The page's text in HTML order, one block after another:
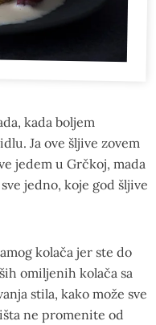
kada boljem
Ja ove šljive zovem
jedem u Grčkoj, mada
jedno, koje god šljive
kolača jer ste do
omiljenih kolača sa
stila, kako može sve
ne promenite od